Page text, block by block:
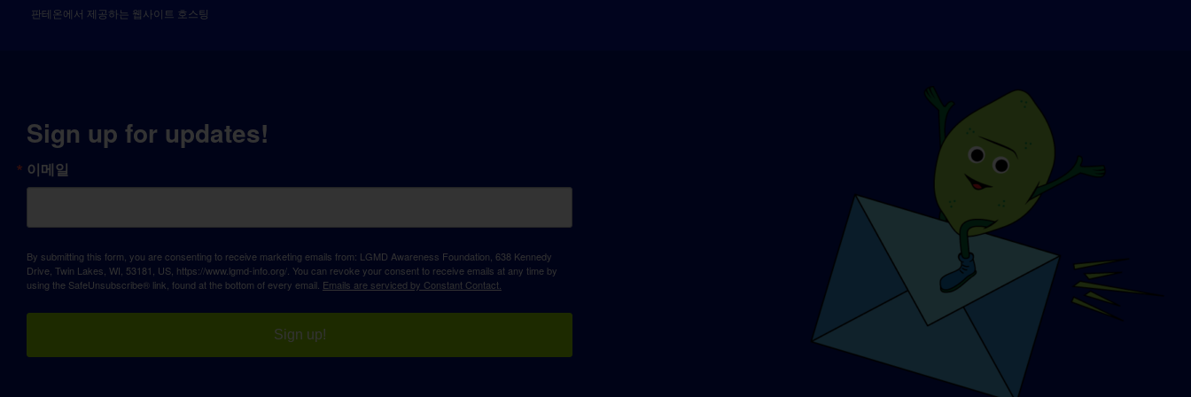
판테온에서 제공하는 웹사이트 호스팅
Sign up for updates!
이메일
By submitting this form, you are consenting to receive marketing emails from: LGMD Awareness Foundation, 638 Kennedy
Drive, Twin Lakes, WI, 53181, US, https://www.lgmd-info.org/. You can revoke your consent to receive emails at any time by
using the SafeUnsubscribe® link, found at the bottom of every email. Emails are serviced by Constant Contact.
Sign up!